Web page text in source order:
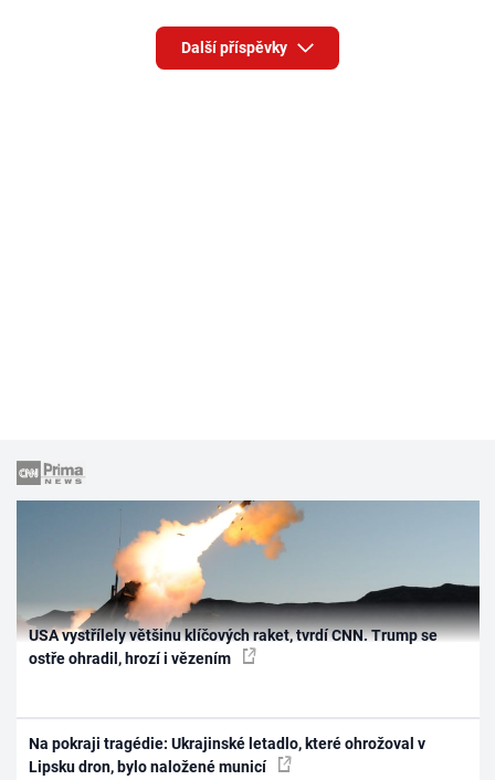
Další příspěvky
USA vystřílely většinu klíčových raket, tvrdí CNN. Trump se
ostře ohradil, hrozí i vězením
Na pokraji tragédie: Ukrajinské letadlo, které ohrožoval v
Lipsku dron, bylo naložené municí